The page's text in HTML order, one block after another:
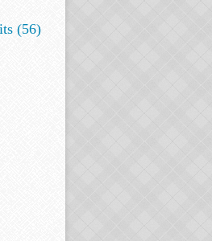
(56)